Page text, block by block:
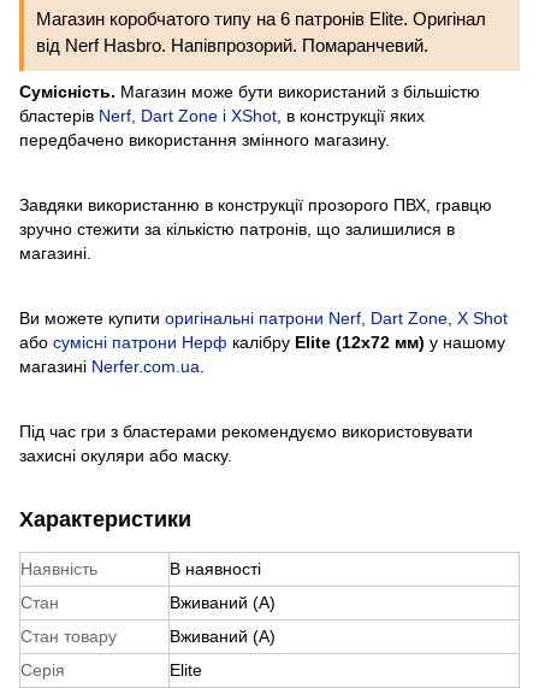
Магазин коробчатого типу на 6 патронів Elite. Оригінал
від Nerf Hasbro. Напівпрозорий. Помаранчевий.
Сумісність. Магазин може бути використаний з більшістю
бластерів Nerf, Dart Zone і XShot , в конструкції яких
передбачено використання змінного магазину.
Завдяки використанню в конструкції прозорого ПВХ, гравцю
зручно стежити за кількістю патронів, що залишилися в
магазині.
Ви можете купити оригінальні патрони Nerf, Dart Zone, X Shot
або сумісні патрони Нерф калібру Elite (12x72 мм) у нашому
магазині Nerfer.com.ua
Під час гри з бластерами рекомендуємо використовувати
захисні окуляри або маску.
Характеристики
Наявність
В наявності
Стан
Вживаний (A)
Стан товару
Вживаний (A)
Серія
Elite